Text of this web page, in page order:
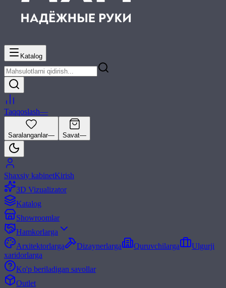
Katalog
Taqqoslash—
Saralanganlar— Savat—
Shaxsiy kabinetKirish
3D Vizualizator
Katalog
Showroomlar
Hamkorlarga
Arxitektorlarga
Dizaynerlarga Quruvchilarga
Ulgurji
xaridorlarga
Ko'p beriladigan savollar
Outlet